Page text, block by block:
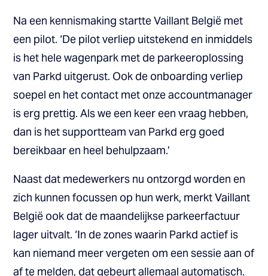
Na een kennismaking startte Vaillant België met
een pilot. ‘De pilot verliep uitstekend en inmiddels
is het hele wagenpark met de parkeeroplossing
van Parkd uitgerust. Ook de onboarding verliep
soepel en het contact met onze accountmanager
is erg prettig. Als we een keer een vraag hebben,
dan is het supportteam van Parkd erg goed
bereikbaar en heel behulpzaam.’
Naast dat medewerkers nu ontzorgd worden en
zich kunnen focussen op hun werk, merkt Vaillant
België ook dat de maandelijkse parkeerfactuur
lager uitvalt. ‘In de zones waarin Parkd actief is
kan niemand meer vergeten om een sessie aan of
af te melden, dat gebeurt allemaal automatisch.